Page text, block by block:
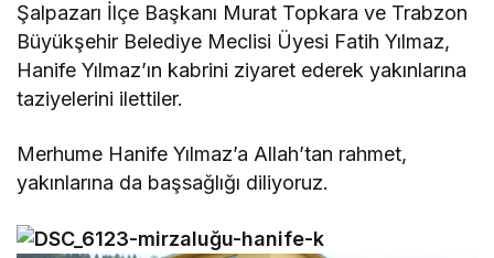
Şalpazarı İlçe Başkanı Murat Topkara ve Trabzon
Büyükşehir Belediye Meclisi Üyesi Fatih Yılmaz,
Hanife Yılmaz’ın kabrini ziyaret ederek yakınlarına
taziyelerini ilettiler.
Merhume Hanife Yılmaz’a Allah’tan rahmet,
yakınlarına da başsağlığı diliyoruz.